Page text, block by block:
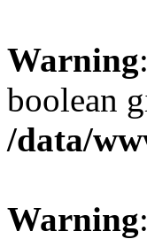
Warning
boolean
/data/
Warning